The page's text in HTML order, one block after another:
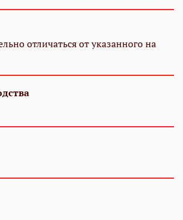
отличаться от указанного на